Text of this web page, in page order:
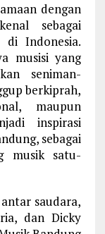
dengan
sebagai
di Indonesia.
musisi yang
seniman-
berkiprah,
maupun
inspirasi
sebagai
musik satu-
saudara,
dan Dicky